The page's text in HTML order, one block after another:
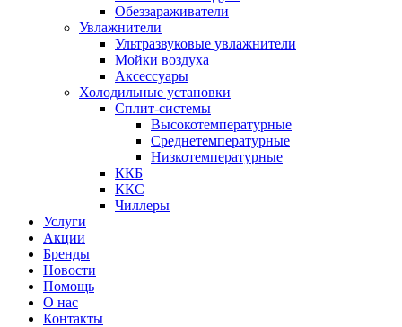
Обеззараживатели
Увлажнители
Ультразвуковые увлажнители
Мойки воздуха
Аксессуары
Холодильные установки
Сплит-системы
Высокотемпературные
Среднетемпературные
Низкотемпературные
ККБ
ККС
Чиллеры
Услуги
Акции
Бренды
Новости
Помощь
О нас
Контакты